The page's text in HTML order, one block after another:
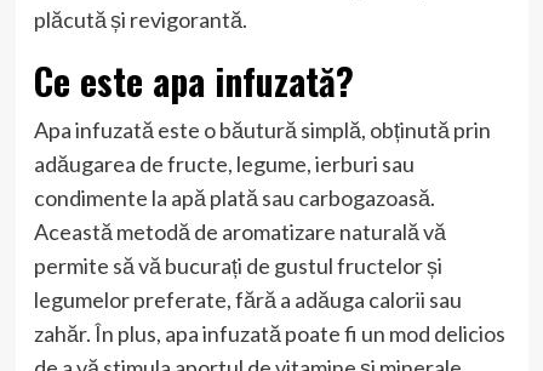
plăcută și revigorantă.
Ce este apa infuzată?
Apa infuzată este o băutură simplă, obținută prin
adăugarea de fructe, legume, ierburi sau
condimente la apă plată sau carbogazoasă.
Această metodă de aromatizare naturală vă
permite să vă bucurați de gustul fructelor și
legumelor preferate, fără a adăuga calorii sau
zahăr. În plus, apa infuzată poate fi un mod delicios